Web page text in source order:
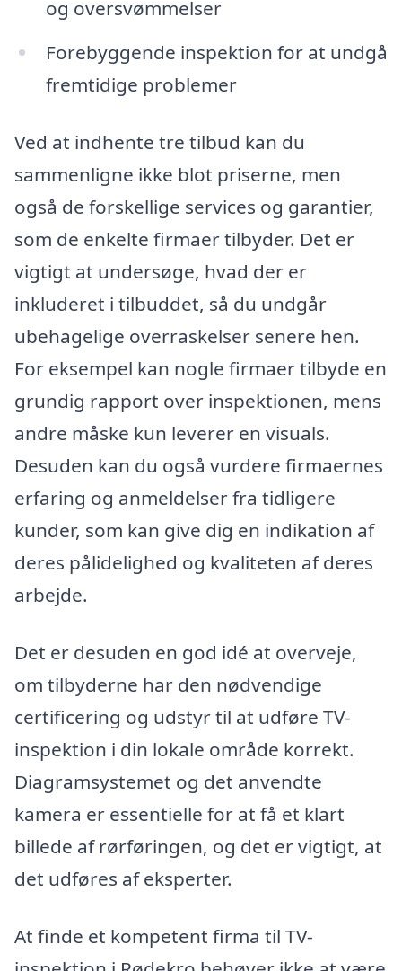
og oversvømmelser
Forebyggende inspektion for at undgå
fremtidige problemer
Ved at indhente tre tilbud kan du
sammenligne ikke blot priserne, men
også de forskellige services og garantier,
som de enkelte firmaer tilbyder. Det er
vigtigt at undersøge, hvad der er
inkluderet i tilbuddet, så du undgår
ubehagelige overraskelser senere hen.
For eksempel kan nogle firmaer tilbyde en
grundig rapport over inspektionen, mens
andre måske kun leverer en visuals.
Desuden kan du også vurdere firmaernes
erfaring og anmeldelser fra tidligere
kunder, som kan give dig en indikation af
deres pålidelighed og kvaliteten af deres
arbejde.
Det er desuden en god idé at overveje,
om tilbyderne har den nødvendige
certificering og udstyr til at udføre TV-
inspektion i din lokale område korrekt.
Diagramsystemet og det anvendte
kamera er essentielle for at få et klart
billede af rørføringen, og det er vigtigt, at
det udføres af eksperter.
At finde et kompetent firma til TV-